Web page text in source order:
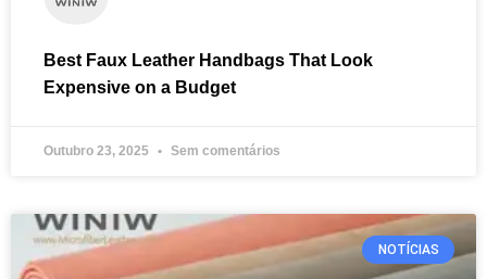
Best Faux Leather Handbags That Look
Expensive on a Budget
Outubro 23, 2025 Sem comentários
NOTÍCIAS